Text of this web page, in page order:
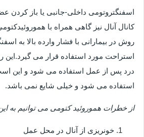
اسفنگتروتومی داخلی-جانبی یا باز کردن
کانال آنال نیز گاهی همراه با
روش در بیمارانی با فشار وارده بالا به
استراحت مورد استفاده قرار می
درد پس از عمل استفاده می شود و این
استفاده می شود و خیلی شایع نمی باشد.
از خطرات هموروئید کتومی می توانیم به
خونریزی از آنال در محل عمل